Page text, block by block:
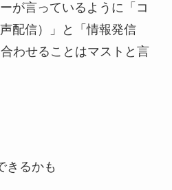
が言っているように「コ
配信）」と「情報発信
わせることはマストと言
きるかも